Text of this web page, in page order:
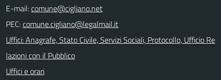
E-mail:
PEC:
Uffici: Anagrafe, Stato Civile, Servizi Sociali, Protocollo, Ufficio Re
lazioni con il Pubblico
Uffici e orari